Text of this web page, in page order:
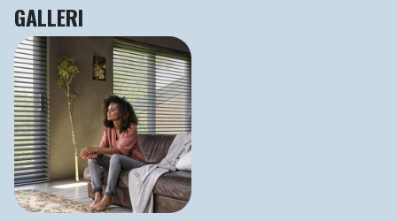
GALLERI